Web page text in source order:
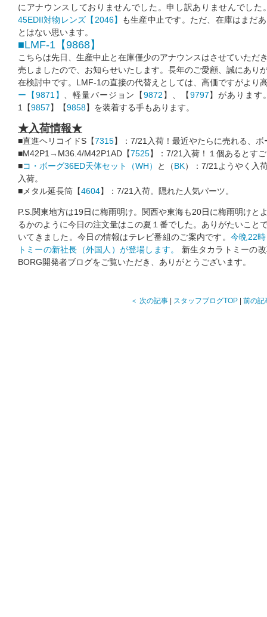
にアナウンスしておりませんでした。申し訳ありませんでし
45EDII対物レンズ【2046】
も生産中止です。ただ、在庫はまだ
とはない思います。
■LMF-1【9868】
こちらは先日、生産中止と在庫僅少のアナウンスはさせていただ
売しましたので、お知らせいたします。長年のご愛顧、誠にあり
在検討中です。LMF-1の直接の代替えとしては、高価ですがより
ー【9871】
、軽量バージョン【9872 】、【9797】があります
1【9857】【9858】を装着する手もあります。
★入荷情報★
■直進ヘリコイドS【7315】：7/21入荷！最近やたらに売れる、
■M42P1→M36.4/M42P1AD【7525】：7/21入荷！１個あるとす
■コ・ボーグ36ED天体セット（WH） と（BK）：7/21ようやく入
入荷。
■メタル延長筒【4604】：7/21入荷。隠れた人気パーツ。
P.S.関東地方は19日に梅雨明け。関西や東海も20日に梅雨明けと
るかのように今日の注文量はこの夏１番でした。ありがたいこと
いてきました。今日の情報はテレビ番組のご案内です。 今晩22
トミーの新社長（外国人）が登場します。 新生タカラトミーの
BORG開発者ブログをご覧いただき、ありがとうございます。
＜ 次の記事 スタッフブログTOP 前の記